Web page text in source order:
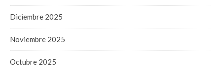
Diciembre 2025
Noviembre 2025
Octubre 2025